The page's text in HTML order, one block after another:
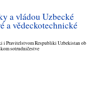
a vládou Uzbecké
a vědeckotechnické
i Pravitelstvom Respubliki Uzbekistan ob
sotrudničestve